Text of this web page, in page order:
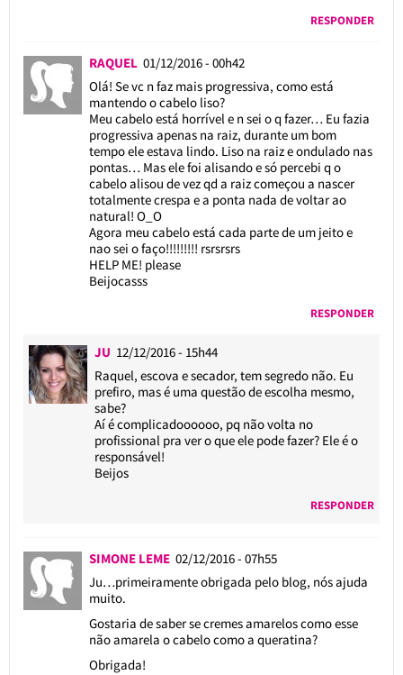
RESPONDER
RAQUEL 01/12/2016 - 00h42
Olá! Se vc n faz mais progressiva, como está
mantendo o cabelo liso?
Meu cabelo está horrível e n sei o q fazer… Eu fazia
progressiva apenas na raiz, durante um bom
tempo ele estava lindo. Liso na raiz e ondulado nas
pontas… Mas ele foi alisando e só percebi q o
cabelo alisou de vez qd a raiz começou a nascer
totalmente crespa e a ponta nada de voltar ao
natural! O_O
Agora meu cabelo está cada parte de um jeito e
nao sei o faço!!!!!!!!! rsrsrsrs
HELP ME! please
Beijocasss
RESPONDER
JU 12/12/2016 - 15h44
Raquel, escova e secador, tem segredo não. Eu
prefiro, mas é uma questão de escolha mesmo,
sabe?
Aí é complicadoooooo, pq não volta no
profissional pra ver o que ele pode fazer? Ele é o
responsável!
Beijos
RESPONDER
SIMONE LEME 02/12/2016 - 07h55
Ju…primeiramente obrigada pelo blog, nós ajuda
muito.
Gostaria de saber se cremes amarelos como esse
não amarela o cabelo como a queratina?
Obrigada!